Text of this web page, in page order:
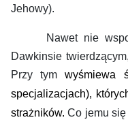
Jehowy).
Nawet nie
Dawkinsie
Przytymwyśmiewa
specjalizacjach),
strażników.Co jemu się